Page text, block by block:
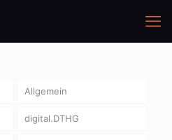
Allgemein
digital.DTHG